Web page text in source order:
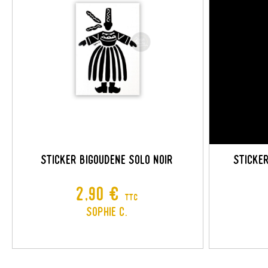
STICKER BIGOUDENE SOLO NOIR
Prix
2,90 € TTC
Sophie C.